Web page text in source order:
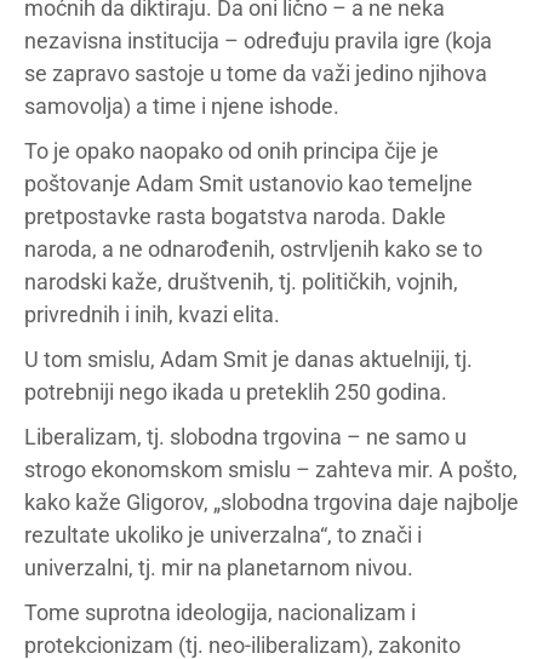
moćnih da diktiraju. Da oni lično – a ne neka
nezavisna institucija – određuju pravila igre (koja
se zapravo sastoje u tome da važi jedino njihova
samovolja) a time i njene ishode.
To je opako naopako od onih principa čije je
poštovanje Adam Smit ustanovio kao temeljne
pretpostavke rasta bogatstva naroda. Dakle
naroda, a ne odnarođenih, ostrvljenih kako se to
narodski kaže, društvenih, tj. političkih, vojnih,
privrednih i inih, kvazi elita.
U tom smislu, Adam Smit je danas aktuelniji, tj.
potrebniji nego ikada u preteklih 250 godina.
Liberalizam, tj. slobodna trgovina – ne samo u
strogo ekonomskom smislu – zahteva mir. A pošto,
kako kaže Gligorov, „slobodna trgovina daje najbolje
rezultate ukoliko je univerzalna“, to znači i
univerzalni, tj. mir na planetarnom nivou.
Tome suprotna ideologija, nacionalizam i
protekcionizam (tj. neo-iliberalizam), zakonito